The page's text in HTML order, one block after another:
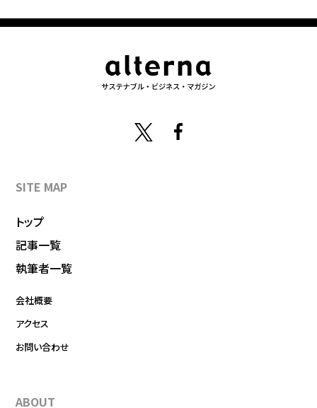
SITE MAP
トップ
記事一覧
執筆者一覧
会社概要
アクセス
お問い合わせ
ABOUT